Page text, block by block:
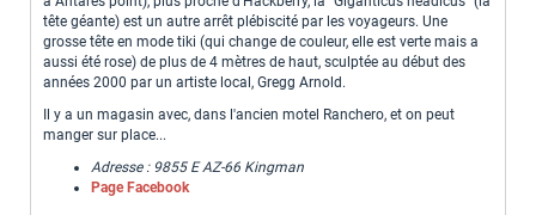
tête géante) est un autre arrêt plébiscité par les voyageurs. Une
grosse tête en mode tiki (qui change de couleur, elle est verte mais a
aussi été rose) de plus de 4 mètres de haut, sculptée au début des
années 2000 par un artiste local, Gregg Arnold.
Il y a un magasin avec, dans l'ancien motel Ranchero, et on peut
manger sur place...
Adresse : 9855 E AZ-66 Kingman
Page Facebook